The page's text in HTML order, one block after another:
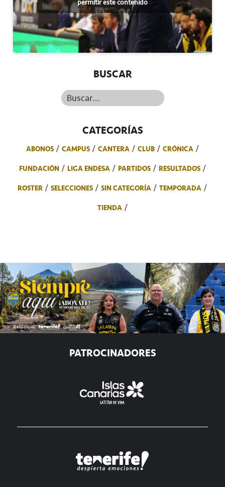
permitir este contenido
BUSCAR
Buscar...
CATEGORÍAS
ABONOS CAMPUS CANTERA CLUB
CRÓNICA
FUNDACIÓN
LIGA ENDESA PARTIDOS
RESULTADOS
ROSTER
SELECCIONES SIN CATEGORÍA
TEMPORADA
TIENDA
PATROCINADORES